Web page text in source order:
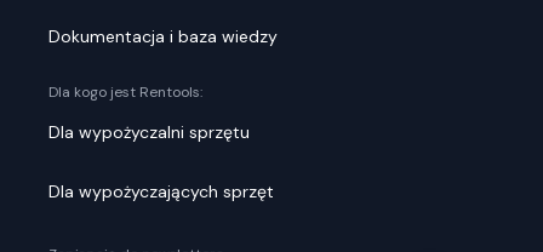
Dokumentacja i baza wiedzy
Dla kogo jest Rentools:
Dla wypożyczalni sprzętu
Dla wypożyczających sprzęt